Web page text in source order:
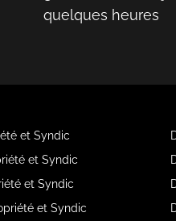
quelques heures
et Syndic
et Syndic
et Syndic
et Syndic